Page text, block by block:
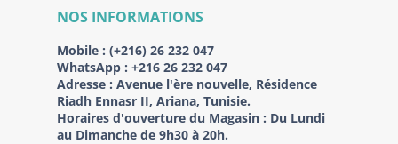
NOS INFORMATIONS
Mobile : (+216) 26 232 047
WhatsApp : +216 26 232 047
Adresse : Avenue l'ère nouvelle, Résidence
Riadh Ennasr II, Ariana, Tunisie.
Horaires d'ouverture du Magasin : Du Lundi
au Dimanche de 9h30 à 20h.